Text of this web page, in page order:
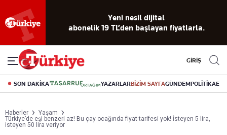
okuma
deneyimi
dijital arşiv
Akıllı haber
asistanı
Eski gazeteleri
indirme
canlı soru
cevap
GİRİŞ
SON DAKİKA YAZARLARBİZİM SAYFAGÜNDEMPOLİTİKA
Haberler
Yaşam
Türkiye’de eşi benzeri az! Bu çay ocağında fiyat tarifesi yok! İsteyen 5 lira,
isteyen 50 lira veriyor